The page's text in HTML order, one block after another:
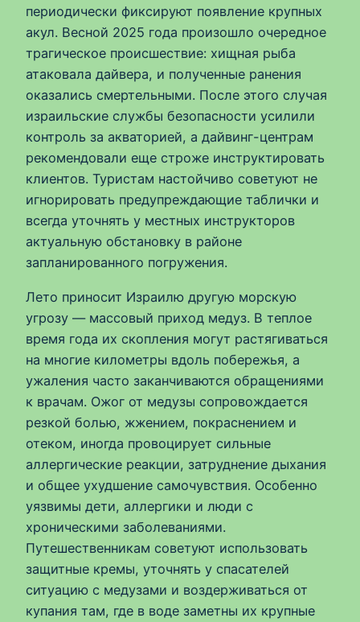
периодически фиксируют появление крупных
акул. Весной 2025 года произошло очередное
трагическое происшествие: хищная рыба
атаковала дайвера, и полученные ранения
оказались смертельными. После этого случая
израильские службы безопасности усилили
контроль за акваторией, а дайвинг-центрам
рекомендовали еще строже инструктировать
клиентов. Туристам настойчиво советуют не
игнорировать предупреждающие таблички и
всегда уточнять у местных инструкторов
актуальную обстановку в районе
запланированного погружения.
Лето приносит Израилю другую морскую
угрозу — массовый приход медуз. В теплое
время года их скопления могут растягиваться
на многие километры вдоль побережья, а
ужаления часто заканчиваются обращениями
к врачам. Ожог от медузы сопровождается
резкой болью, жжением, покраснением и
отеком, иногда провоцирует сильные
аллергические реакции, затруднение дыхания
и общее ухудшение самочувствия. Особенно
уязвимы дети, аллергики и люди с
хроническими заболеваниями.
Путешественникам советуют использовать
защитные кремы, уточнять у спасателей
ситуацию с медузами и воздерживаться от
купания там, где в воде заметны их крупные